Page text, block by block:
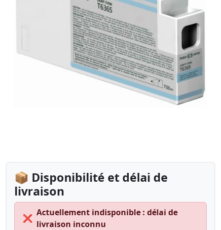
📦 Disponibilité et délai de
livraison
❌
Actuellement indisponible : délai de
livraison inconnu